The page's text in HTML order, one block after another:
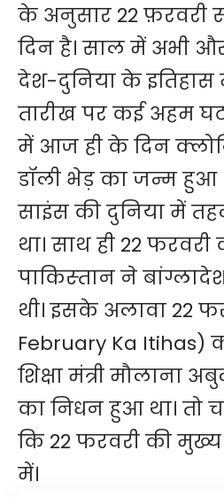
के अनुसार 22 फ़रवरी
दिन है। साल में अभी और
देश-दुनिया के इतिहास
तारीख पर कई अहम
में आज ही के दिन
डॉली भेड़ का जन्म हुआ
साइंस की दुनिया में
था। साथ ही 22
पाकिस्‍तान ने
थी। इसके अलावा 22
February Ka Itihas)
शिक्षा मंत्री मौलाना
का निधन हुआ था। तो
कि 22 फरवरी की
में।